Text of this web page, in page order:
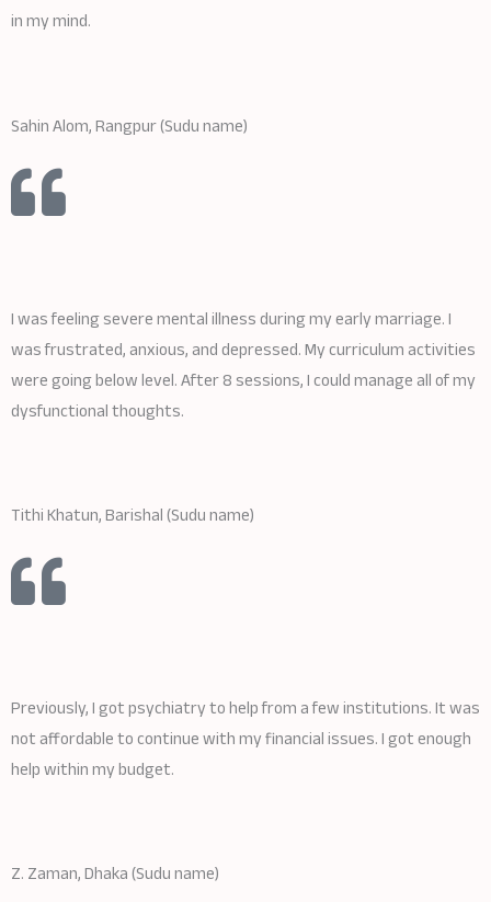
in my mind.
Sahin Alom, Rangpur (Sudu name)
I was feeling severe mental illness during my early marriage. I
was frustrated, anxious, and depressed. My curriculum activities
were going below level. After 8 sessions, I could manage all of my
dysfunctional thoughts.
Tithi Khatun, Barishal (Sudu name)
Previously, I got psychiatry to help from a few institutions. It was
not affordable to continue with my financial issues. I got enough
help within my budget.
Z. Zaman, Dhaka (Sudu name)